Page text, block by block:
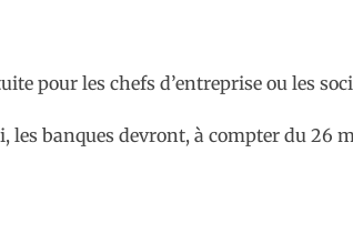
pour les chefs d’entreprise ou les
banques devront, à compter du 26